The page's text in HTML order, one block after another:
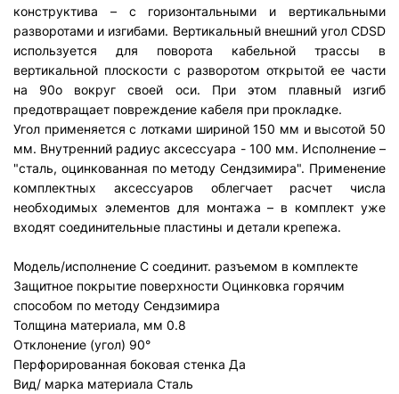
конструктива – с горизонтальными и вертикальными
разворотами и изгибами. Вертикальный внешний угол CDSD
используется для поворота кабельной трассы в
вертикальной плоскости с разворотом открытой ее части
на 90о вокруг своей оси. При этом плавный изгиб
предотвращает повреждение кабеля при прокладке.
Угол применяется с лотками шириной 150 мм и высотой 50
мм. Внутренний радиус аксессуара - 100 мм. Исполнение –
"сталь, оцинкованная по методу Сендзимира". Применение
комплектных аксессуаров облегчает расчет числа
необходимых элементов для монтажа – в комплект уже
входят соединительные пластины и детали крепежа.
Модель/исполнение С соединит. разъемом в комплекте
Защитное покрытие поверхности Оцинковка горячим
способом по методу Сендзимира
Толщина материала, мм 0.8
Отклонение (угол) 90°
Перфорированная боковая стенка Да
Вид/ марка материала Сталь